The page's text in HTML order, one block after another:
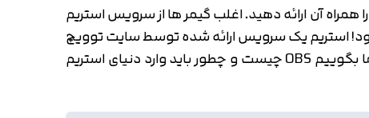
همراه آن ارائه دهید. اغلب گیمر ها از سرویس استریم
استریم یک سرویس ارائه شده توسط سایت توویچ
و یوتیوب است که بعد از مدت ها سایت آپارات هم آن را معرفی کرد. در ادامه با همیارآکادمی همراه شوید تا به شما بگوییم OBS چیست و چطور باید وارد دنیای استریم